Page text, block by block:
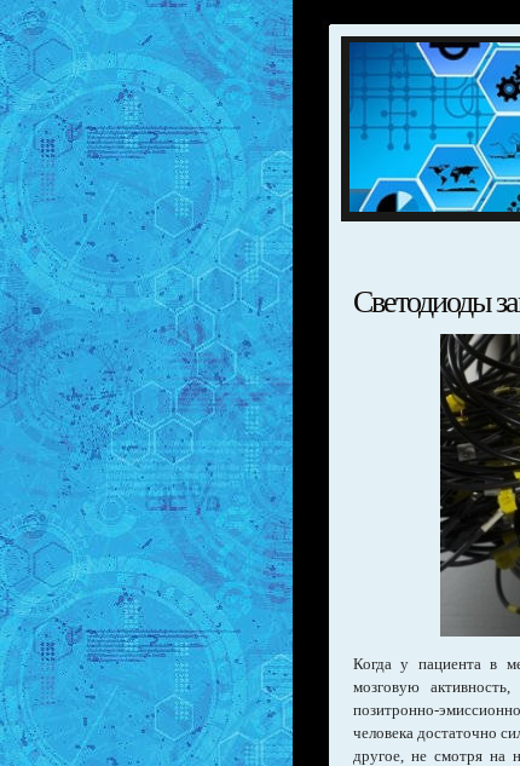
Светодиоды
Когда у пациента в
мозговую
позитронно-
человека достаточно
другое, не смотря на